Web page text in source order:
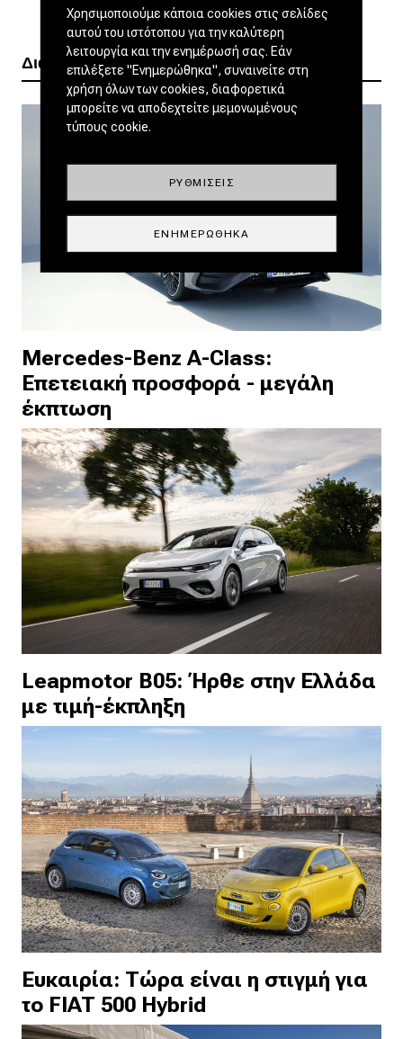
Διαβάστε ακόμα
Mercedes-Benz A-Class:
Επετειακή προσφορά - μεγάλη
έκπτωση
Leapmotor B05: Ήρθε στην Ελλάδα
με τιμή-έκπληξη
Ευκαιρία: Τώρα είναι η στιγμή για
το FIAT 500 Hybrid
Χρησιμοποιούμε κάποια cookies στις σελίδες
αυτού του ιστότοπου για την καλύτερη
λειτουργία και την ενημέρωσή σας. Εάν
επιλέξετε "Ενημερώθηκα", συναινείτε στη
χρήση όλων των cookies, διαφορετικά
μπορείτε να αποδεχτείτε μεμονωμένους
τύπους cookie.
ΡΥΘΜΊΣΕΙΣ
ΕΝΗΜΕΡΏΘΗΚΑ